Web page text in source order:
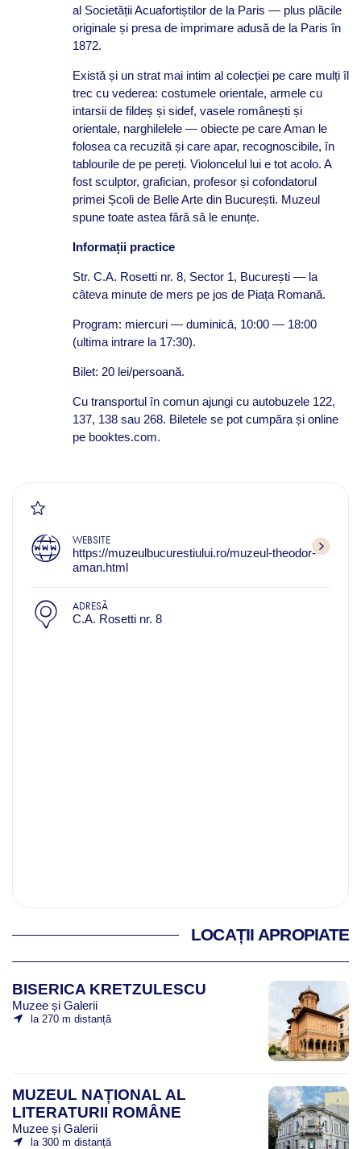
al Societății Acuafortiștilor de la Paris — plus plăcile
originale și presa de imprimare adusă de la Paris în
1872.
Există și un strat mai intim al colecției pe care mulți îl
trec cu vederea: costumele orientale, armele cu
intarsii de fildeș și sidef, vasele românești și
orientale, narghilelele — obiecte pe care Aman le
folosea ca recuzită și care apar, recognoscibile, în
tablourile de pe pereți. Violoncelul lui e tot acolo. A
fost sculptor, grafician, profesor și cofondatorul
primei Școli de Belle Arte din București. Muzeul
spune toate astea fără să le enunțe.
Informații practice
Str. C.A. Rosetti nr. 8, Sector 1, București — la
câteva minute de mers pe jos de Piața Romană.
Program: miercuri — duminică, 10:00 — 18:00
(ultima intrare la 17:30).
Bilet: 20 lei/persoană.
Cu transportul în comun ajungi cu autobuzele 122,
137, 138 sau 268. Biletele se pot cumpăra și online
pe booktes.com.
WEBSITE
https://muzeulbucurestiului.ro/muzeul-theodor-
aman.html
ADRESĂ
C.A. Rosetti nr. 8
LOCAȚII APROPIATE
BISERICA KRETZULESCU
Muzee și Galerii
la 270 m distanță
MUZEUL NAȚIONAL AL
LITERATURII ROMÂNE
Muzee și Galerii
la 300 m distanță